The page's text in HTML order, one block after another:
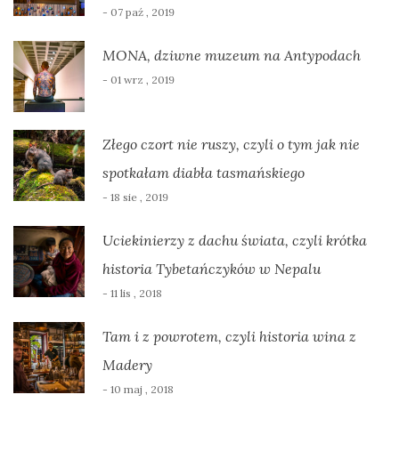
- 07 paź , 2019
MONA, dziwne muzeum na Antypodach
- 01 wrz , 2019
Złego czort nie ruszy, czyli o tym jak nie
spotkałam diabła tasmańskiego
- 18 sie , 2019
Uciekinierzy z dachu świata, czyli krótka
historia Tybetańczyków w Nepalu
- 11 lis , 2018
Tam i z powrotem, czyli historia wina z
Madery
- 10 maj , 2018